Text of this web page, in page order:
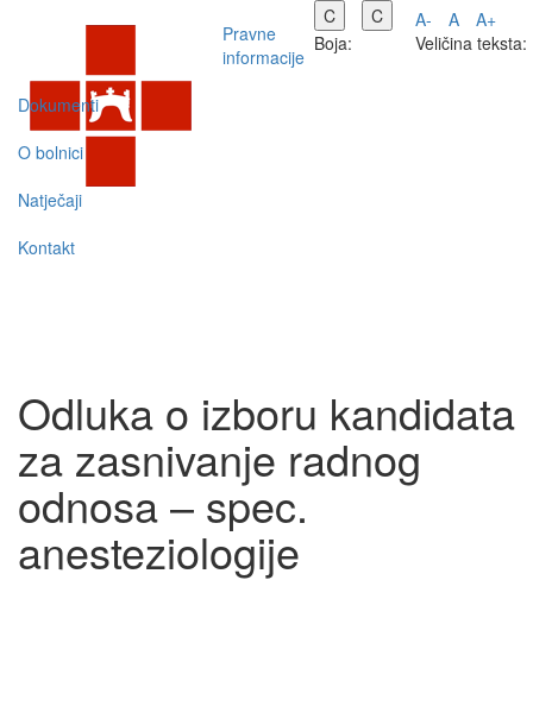
C
C
Boja:
A- A
A+
Veličina teksta:
Pravne
informacije
Dokumenti
O bolnici
Natječaji
Kontakt
Odluka o izboru kandidata
za zasnivanje radnog
odnosa – spec.
anesteziologije